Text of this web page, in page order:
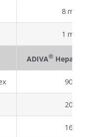
8 mg
1 mg
ADIVA®
90 mg
20 mg
16 mg